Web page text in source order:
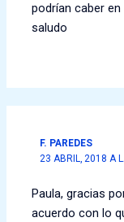
podrían caber
saludo
F. PAREDES
23 ABRIL, 2018 A
Paula, gracias
acuerdo con lo